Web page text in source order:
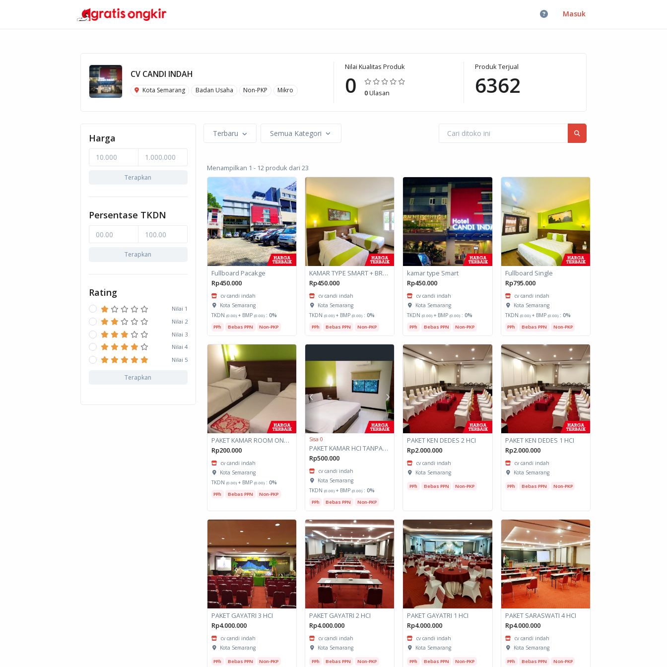
Masuk
CV CANDI INDAH
Kota Semarang Badan Usaha Non-PKP Mikro
Nilai Kualitas Produk
0 0Ulasan
Produk Terjual
6362
Harga
Terapkan
Persentase TKDN
Terapkan
Rating
Nilai 1
Nilai 2
Nilai 3
Nilai 4
Nilai 5
Terapkan
Terbaru Semua Kategori
Menampilkan 1 - 12 produk dari 23
Fullboard Pacakge
Rp450.000
cv candi indah
Kota Semarang
TKDN (0.00)+ BMP (0.00): 0%
PPh Bebas PPN Non-PKP
KAMAR TYPE SMART + BREAKFAST
Rp450.000
cv candi indah
Kota Semarang
TKDN (0.00)+ BMP (0.00): 0%
PPh Bebas PPN Non-PKP
kamar type Smart
Rp450.000
cv candi indah
Kota Semarang
TKDN(0.00) + BMP(0.00) :0%
PPh Bebas PPN Non-PKP
Fullboard Single
Rp795.000
cv candi indah
Kota Semarang
TKDN (0.00)+ BMP (0.00): 0%
PPh Bebas PPN Non-PKP
PAKET KAMAR ROOM ONLY/PAX
Rp200.000
cv candi indah
Kota Semarang
TKDN (0.00)+ BMP (0.00): 0%
PPh Bebas PPN Non-PKP
Sisa 0
PAKET KAMAR HCI TANPA SARAPAN
Rp500.000
cv candi indah
Kota Semarang
TKDN (0.00)+ BMP (0.00): 0%
PPh Bebas PPN Non-PKP
PAKET KEN DEDES 2 HCI
Rp2.000.000
cv candi indah
Kota Semarang
PPh Bebas PPN Non-PKP
PAKET KEN DEDES 1 HCI
Rp2.000.000
cv candi indah
Kota Semarang
PPh Bebas PPN Non-PKP
PAKET GAYATRI 3 HCI
Rp4.000.000
cv candi indah
Kota Semarang
PPh Bebas PPN Non-PKP
PAKET GAYATRI 2 HCI
Rp4.000.000
cv candi indah
Kota Semarang
PPh Bebas PPN Non-PKP
PAKET GAYATRI 1 HCI
Rp4.000.000
cv candi indah
Kota Semarang
PPh Bebas PPN Non-PKP
PAKET SARASWATI 4 HCI
Rp4.000.000
cv candi indah
Kota Semarang
PPh Bebas PPN Non-PKP